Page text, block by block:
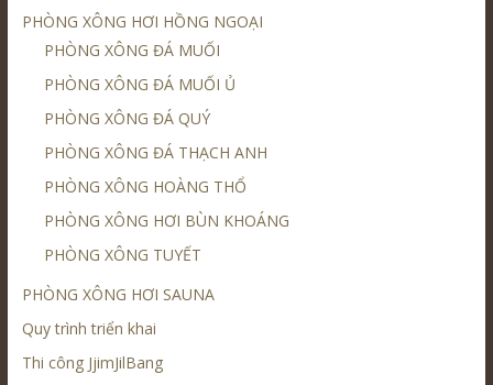
PHÒNG XÔNG HƠI HỒNG NGOẠI
PHÒNG XÔNG ĐÁ MUỐI
PHÒNG XÔNG ĐÁ MUỐI Ủ
PHÒNG XÔNG ĐÁ QUÝ
PHÒNG XÔNG ĐÁ THẠCH ANH
PHÒNG XÔNG HOÀNG THỔ
PHÒNG XÔNG HƠI BÙN KHOÁNG
PHÒNG XÔNG TUYẾT
PHÒNG XÔNG HƠI SAUNA
Quy trình triển khai
Thi công JjimJilBang